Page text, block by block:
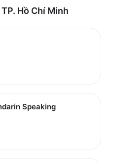
TP. Hồ Chí Minh
Speaking